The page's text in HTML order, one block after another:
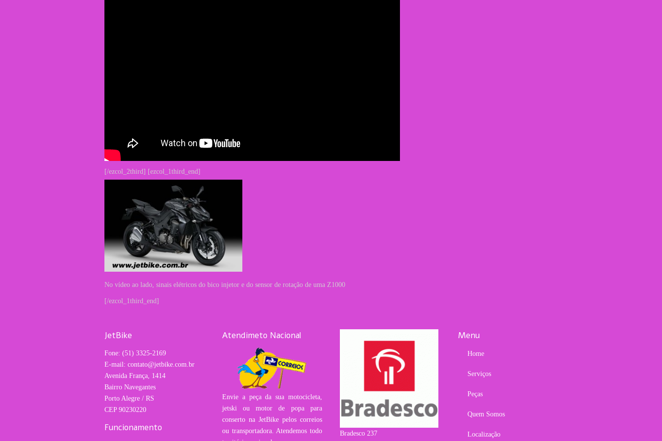
[/ezcol_2third] [ezcol_1third_end]
No vídeo ao lado, sinais elétricos do bico injetor e do sensor de rotação de uma Z1000
[/ezcol_1third_end]
JetBike
Fone: (51) 3325-2169
E-mail: contato@jetbike.com.br
Avenida França, 1414
Bairro Navegantes
Porto Alegre / RS
CEP 90230220
Funcionamento
Atendimeto Nacional
Envie a peça da sua motocicleta,
jetski ou motor de popa para
conserto na JetBike pelos correios
ou transportadora. Atendemos todo
Bradesco 237
Menu
Home
Serviços
Peças
Quem Somos
Localização